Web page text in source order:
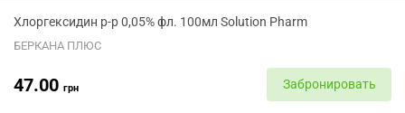
Хлоргексидин р-р 0,05% фл. 100мл Solution Pharm
БЕРКАНА ПЛЮС
47.00 грн Забронировать